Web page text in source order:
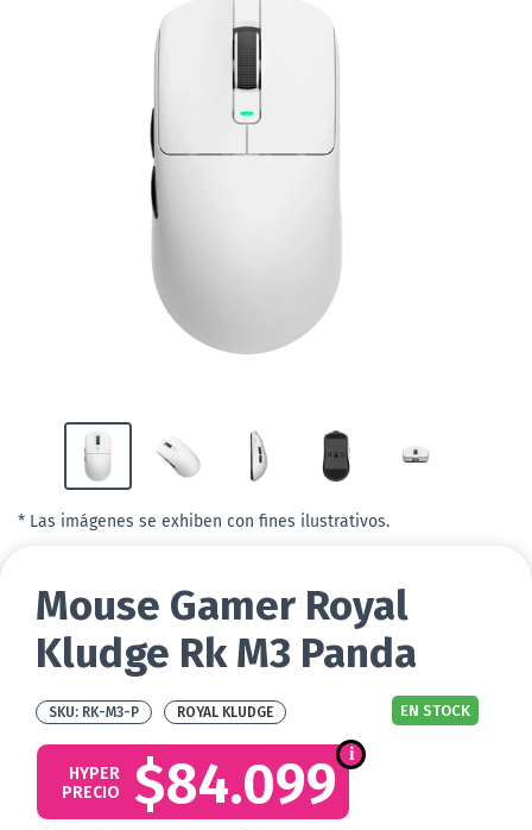
* Las imágenes se exhiben con fines ilustrativos.
Mouse Gamer Royal
Kludge Rk M3 Panda
RK-M3-P EN STOCK
ROYAL KLUDGE
$84.099
HYPER
PRECIO